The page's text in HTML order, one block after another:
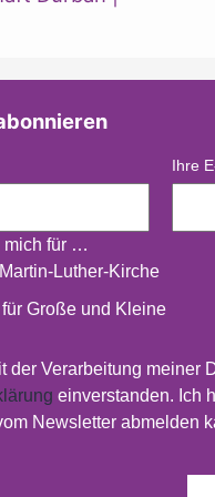
Ihre
mich für …
Luther-Kirche
Große und Kleine
der Verarbeitung meiner
einverstanden. Ich
Newsletter abmelden